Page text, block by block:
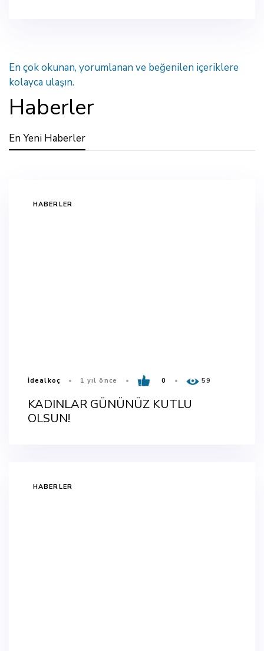
En çok okunan, yorumlanan ve beğenilen içeriklere
kolayca ulaşın.
Haberler
En Yeni Haberler
TAGS
HABERLER
İdealkoç 1 yıl önce 0 59
KADINLAR GÜNÜNÜZ KUTLU
OLSUN!
TAGS
HABERLER